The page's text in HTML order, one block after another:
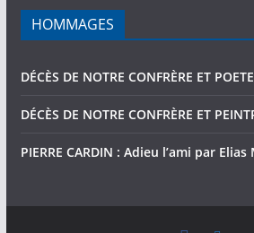
HOMMAGES
DÉCÈS DE NOTRE CONFRÈRE ET
DÉCÈS DE NOTRE CONFRÈRE ET
PIERRE CARDIN : Adieu l’ami par